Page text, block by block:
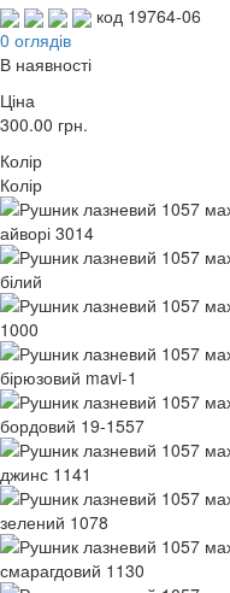
код 19764-06
0 оглядів
В наявності
Ціна
300.00 грн.
Колір
Колір